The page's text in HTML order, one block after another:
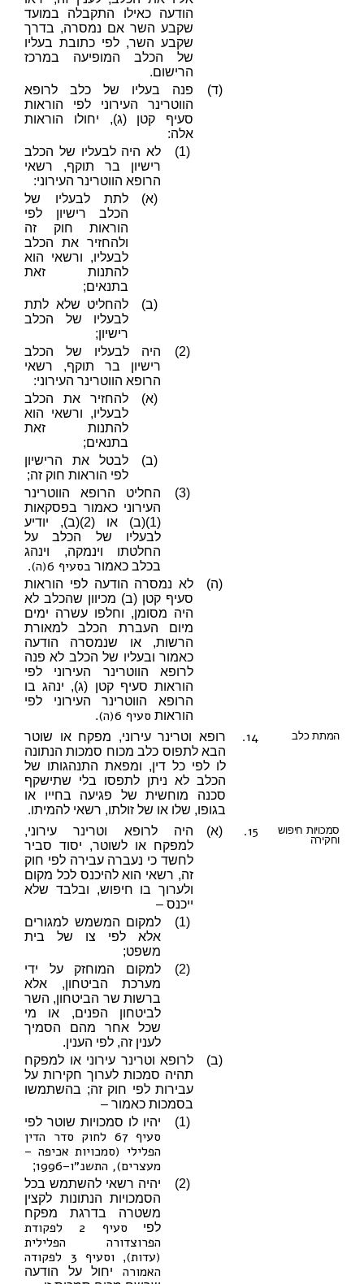
הודעה כאילו התקבלה במועד
שקבע השר אם נמסרה, בדרך
שקבע השר, לפי כתובת בעליו
של הכלב המופיעה במרכז
הרישום.
(ד)
פנה בעליו של כלב לרופא
הווטרינר העירוני לפי הוראות
סעיף קטן (ג), יחולו הוראות
אלה:
(1)
לא היה לבעליו של הכלב
רישיון בר תוקף, רשאי
הרופא הווטרינר העירוני:
(א)
לתת לבעליו של
הכלב רישיון לפי
הוראות חוק זה
ולהחזיר את הכלב
לבעליו, ורשאי הוא
להתנות זאת
בתנאים;
(ב)
להחליט שלא לתת
לבעליו של הכלב
רישיון;
(2)
היה לבעליו של הכלב
רישיון בר תוקף, רשאי
הרופא הווטרינר העירוני:
(א)
להחזיר את הכלב
לבעליו, ורשאי הוא
להתנות זאת
בתנאים;
(ב)
לבטל את הרישיון
לפי הוראות חוק זה;
(3)
החליט הרופא הווטרינר
העירוני כאמור בפסקאות
(1)(ב) או (2)(ב), יודיע
לבעליו של הכלב על
החלטתו וינמקה, וינהג
בכלב כאמור בסעיף 6(ה)
.
(ה)
לא נמסרה הודעה לפי הוראות
סעיף קטן (ב) מכיוון שהכלב לא
היה מסומן, וחלפו עשרה ימים
מיום העברת הכלב למאורת
הרשות, או שנמסרה הודעה
כאמור ובעליו של הכלב לא פנה
לרופא הווטרינר העירוני לפי
הוראות סעיף קטן (ג), ינהג בו
הרופא הווטרינר העירוני לפי
הוראות סעיף 6(ה) .
14. המתת כלב
רופא וטרינר עירוני, מפקח או שוטר
הבא לתפוס כלב מכוח סמכות הנתונה
לו לפי כל דין, ומפאת התנהגותו של
הכלב לא ניתן לתפסו בלי שתישקף
סכנה מוחשית של פגיעה בחייו או
בגופו, שלו או של זולתו, רשאי להמיתו.
15.
סמכויות חיפוש
וחקירה
(א)
היה לרופא וטרינר עירוני,
למפקח או לשוטר, יסוד סביר
לחשד כי נעברה עבירה לפי חוק
זה, רשאי הוא להיכנס לכל מקום
ולערוך בו חיפוש, ובלבד שלא
ייכנס –
(1)
למקום המשמש למגורים
אלא לפי צו של בית
משפט;
(2)
למקום המוחזק על ידי
מערכת הביטחון, אלא
ברשות שר הביטחון, השר
לביטחון הפנים, או מי
שכל אחר מהם הסמיך
לענין זה, לפי הענין.
(ב)
לרופא וטרינר עירוני או למפקח
תהיה סמכות לערוך חקירות על
עבירות לפי חוק זה; בהשתמשו
בסמכות כאמור –
(1)
יהיו לו סמכויות שוטר לפי
סעיף 67 לחוק סדר הדין
הפלילי (סמכויות אכיפה –
מעצרים), התשנ״ו–1996
;
(2)
יהיה רשאי להשתמש בכל
הסמכויות הנתונות לקצין
משטרה בדרגת מפקח
לפי
סעיף 2 לפקודת
הפרוצדורה הפלילית
(עדות),
וסעיף 3 לפקודה
האמורה יחול על הודעה